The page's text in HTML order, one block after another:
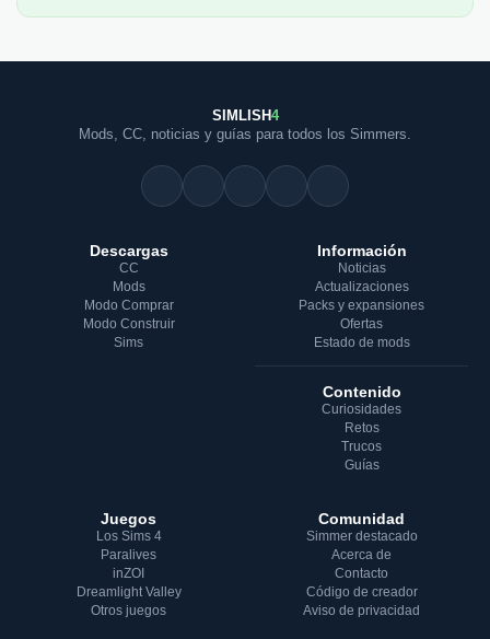
SIMLISH4
Mods, CC, noticias y guías para todos los Simmers.
Descargas
CC
Mods
Modo Comprar
Modo Construir
Sims
Información
Noticias
Actualizaciones
Packs y expansiones
Ofertas
Estado de mods
Contenido
Curiosidades
Retos
Trucos
Guías
Juegos
Los Sims 4
Paralives
inZOI
Dreamlight Valley
Otros juegos
Comunidad
Simmer destacado
Acerca de
Contacto
Código de creador
Aviso de privacidad